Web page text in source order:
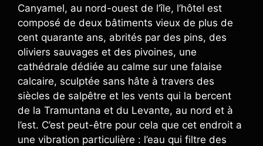
Canyamel, au nord-ouest de l’île, l’hôtel est
composé de deux bâtiments vieux de plus de
cent quarante ans, abrités par des pins, des
oliviers sauvages et des pivoines, une
cathédrale dédiée au calme sur une falaise
calcaire, sculptée sans hâte à travers des
siècles de salpêtre et les vents qui la bercent
de la Tramuntana et du Levante, au nord et à
l’est. C’est peut-être pour cela que cet endroit a
une vibration particulière : l’eau qui filtre des